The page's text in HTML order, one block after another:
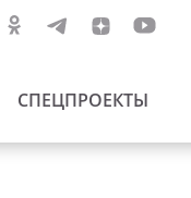
СПЕЦПРОЕКТЫ